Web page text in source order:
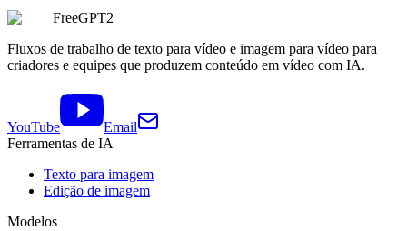
FreeGPT2
Fluxos de trabalho de texto para vídeo e imagem para vídeo para
criadores e equipes que produzem conteúdo em vídeo com IA.
YouTube
Email
Ferramentas de IA
Texto para imagem
Edição de imagem
Modelos